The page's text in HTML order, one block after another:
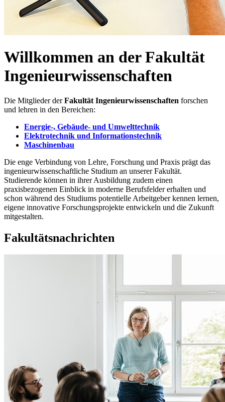
Willkommen an der Fakultät
Ingenieurwissenschaften
Die Mitglieder derFakultät Ingenieurwissenschaften forschen
und lehren in den Bereichen:
Energie-, Gebäude- und Umwelttechnik
Elektrotechnik und Informationstechnik
Maschinenbau
Die enge Verbindung von Lehre, Forschung und Praxis prägt das
ingenieurwissenschaftliche Studium an unserer Fakultät.
Studierende können in ihrer Ausbildung zudem einen
praxisbezogenen Einblick in moderne Berufsfelder erhalten und
schon während des Studiums potentielle Arbeitgeber kennen lernen,
eigene innovative Forschungsprojekte entwickeln und die Zukunft
mitgestalten.
Fakultätsnachrichten